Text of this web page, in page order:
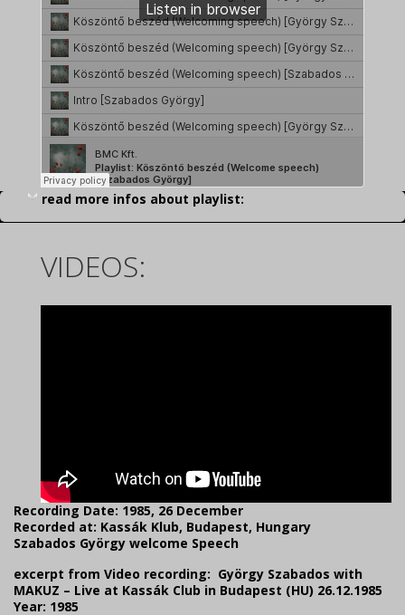
read more infos about playlist:
VIDEOS:
Recording Date: 1985, 26 December
Recorded at: Kassák Klub, Budapest, Hungary
Szabados György welcome Speech
excerpt from Video recording: György Szabados with
MAKUZ – Live at Kassák Club in Budapest (HU) 26.12.1985
Year: 1985